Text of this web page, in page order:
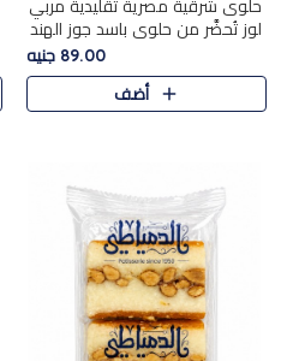
حلوى شرقية مصرية تقليدية مربي
لوز تُحضَّر من حلوى باسد جوز الهند
بقوام طري ومذاق غني، وتُزين
وتغطاه بقطع اللوز الفاخر التي
تضيف لمسة مميزة م..
89.00 جنيه
أضف